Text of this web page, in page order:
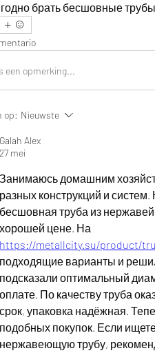
брать бесшовные
een opmerking...
op: Nieuwste
Galah Alex
27 mei
Занимаюсь домашним
разных конструкций и
бесшовная труба из
https://metallcity.su/product/
подходящие варианты и
подсказали оптимальный
оплате. По качеству труба
срок, упаковка надёжная.
подобных покупок. Если
нержавеющую трубу,